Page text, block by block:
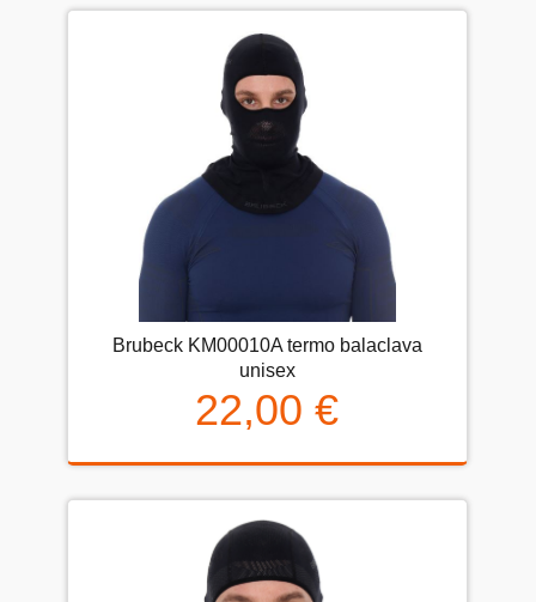
Brubeck KM00010A termo balaclava
unisex
22,00 €